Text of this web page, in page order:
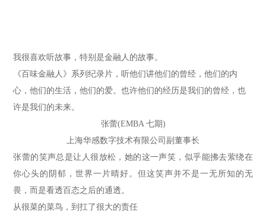
我很喜欢听故事，特别是金融人的故事。
《百味金融人》系列纪录片，听他们讲他们的曾经，他们的内
心，他们的生活，他们的爱。也许他们的经历是我们的曾经，也
许是我们的未来。
张蕾(EMBA 七期)
上海华感数字技术有限公司副董事长
张蕾的笑声总是让人很放松，她的这一声笑，似乎能拂去萦绕在
你心头的阴郁，世界一片晴好。但这笑声并不是一无所知的无
畏，而是看透百态之后的通透。
从很菜的菜鸟，到扛了很大的责任